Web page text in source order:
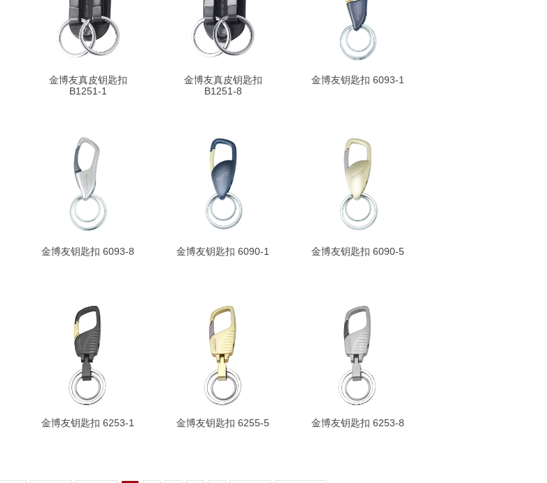
金博友真皮钥匙扣
B1251-1
金博友真皮钥匙扣
B1251-8
金博友钥匙扣 6093-1
金博友钥匙扣 6093-8 金博友钥匙扣 6090-1 金博友钥匙扣 6090-5
金博友钥匙扣 6253-1 金博友钥匙扣 6255-5 金博友钥匙扣 6253-8